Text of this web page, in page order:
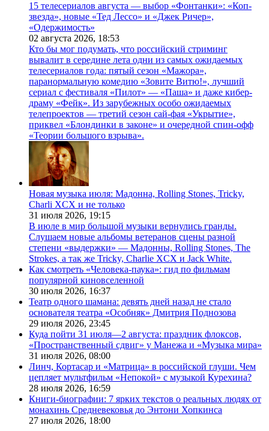
15 телесериалов августа — выбор «Фонтанки»: «Коп-
звезда», новые «Тед Лессо» и «Джек Ричер»,
«Одержимость»
02 августа 2026, 18:53
Кто бы мог подумать, что российский стриминг
вывалит в середине лета одни из самых ожидаемых
телесериалов года: пятый сезон «Мажора»,
паранормальную комедию «Зовите Витю!», лучший
сериал с фестиваля «Пилот» — «Паша» и даже кибер-
драму «Фейк». Из зарубежных особо ожидаемых
телепроектов — третий сезон сай-фая «Укрытие»,
приквел «Блондинки в законе» и очередной спин-офф
«Теории большого взрыва».
Новая музыка июля: Мадонна, Rolling Stones, Tricky,
Charli XCX и не только
31 июля 2026, 19:15
В июле в мир большой музыки вернулись гранды.
Слушаем новые альбомы ветеранов сцены разной
степени «выдержки» — Мадонны, Rolling Stones, The
Strokes, а так же Tricky, Charlie XCX и Jack White.
Как смотреть «Человека-паука»: гид по фильмам
популярной киновселенной
30 июля 2026, 16:37
Театр одного шамана: девять дней назад не стало
основателя театра «Особняк» Дмитрия Поднозова
29 июля 2026, 23:45
Куда пойти 31 июля—2 августа: праздник флоксов,
«Пространственный сдвиг» у Манежа и «Музыка мира»
31 июля 2026, 08:00
Линч, Кортасар и «Матрица» в российской глуши. Чем
цепляет мультфильм «Непокой» с музыкой Курехина?
28 июля 2026, 16:59
Книги-биографии: 7 ярких текстов о реальных людях от
монахинь Средневековья до Энтони Хопкинса
27 июля 2026, 18:00